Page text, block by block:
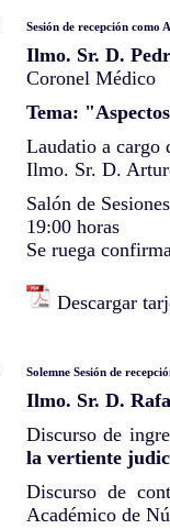
Sesión de recepción como
Ilmo. Sr. D.
Coronel Médico
Tema:
Laudatio a cargo
Ilmo. Sr. D.
Salón de
19:00 horas
Se ruega
Descargar
Solemne Sesión de
Ilmo. Sr. D.
Discurso de
la vertiente
Discurso de
Académico de